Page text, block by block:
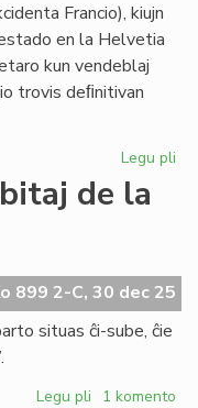
Francio), kiujn
en la Helvetia
kun vendeblaj
trovis deﬁnitivan
Legu pli
kaj
de la
899 2-C, 30 dec 25
situas ĉi-sube, ĉie
Legu pli pri1 komento